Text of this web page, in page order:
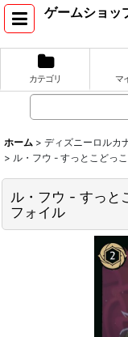
ゲームショッ
カテゴリ マ
ホーム > ディズニーロルカ
> ル・フウ - すっとこどっ
ル・フウ - すっ
フォイル